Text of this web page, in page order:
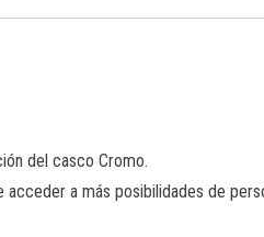
del casco Cromo.
a más posibilidades de